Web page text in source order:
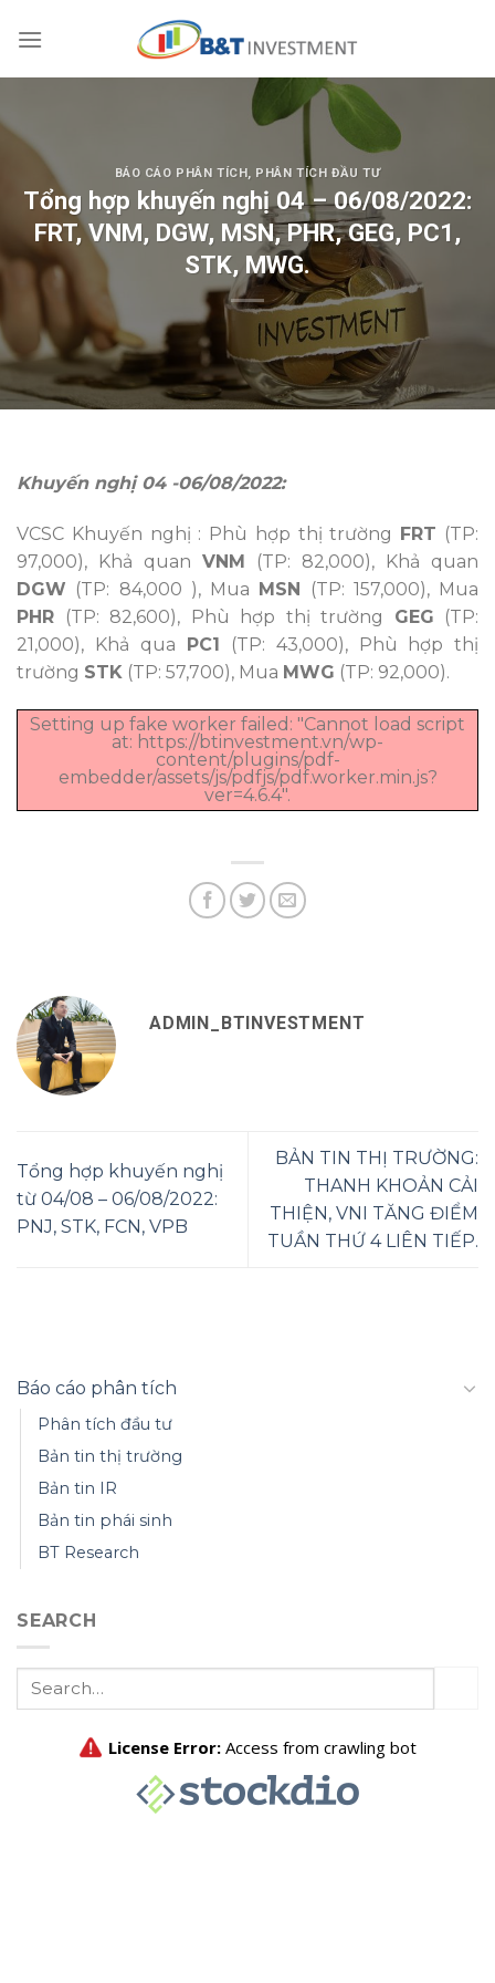
BÁO CÁO PHÂN TÍCH, PHÂN TÍCH ĐẦU TƯ
Tổng hợp khuyến nghị 04 – 06/08/2022:
FRT, VNM, DGW, MSN, PHR, GEG, PC1,
STK, MWG.
Khuyến nghị 04 -06/08/2022:
VCSC Khuyến nghị : Phù hợp thị trường FRT (TP:
97,000), Khả quan VNM (TP: 82,000), Khả quan
DGW (TP: 84,000 ), Mua MSN (TP: 157,000), Mua
PHR (TP: 82,600), Phù hợp thị trường GEG (TP:
21,000), Khả qua PC1 (TP: 43,000), Phù hợp thị
trường STK (TP: 57,700), Mua MWG (TP: 92,000).
Setting up fake worker failed: "Cannot load script
at: https://btinvestment.vn/wp-
content/plugins/pdf-
embedder/assets/js/pdfjs/pdf.worker.min.js?
ver=4.6.4".
ADMIN_BTINVESTMENT
Tổng hợp khuyến nghị
từ 04/08 – 06/08/2022:
PNJ, STK, FCN, VPB
BẢN TIN THỊ TRƯỜNG:
THANH KHOẢN CẢI
THIỆN, VNI TĂNG ĐIỂM
TUẦN THỨ 4 LIÊN TIẾP.
Báo cáo phân tích
Phân tích đầu tư
Bản tin thị trường
Bản tin IR
Bản tin phái sinh
BT Research
SEARCH